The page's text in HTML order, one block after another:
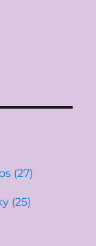
(27)
(25)